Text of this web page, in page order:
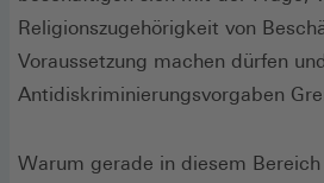
Religionszugehörigkeit von
Voraussetzung machen dürfen
Antidiskriminierungsvorgaben
Warum gerade in diesem